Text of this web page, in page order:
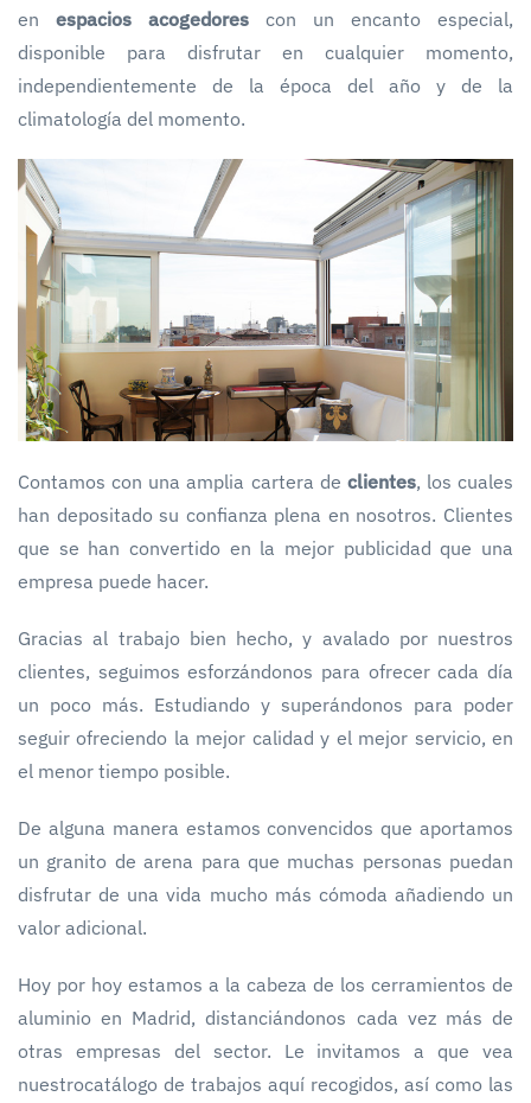
en espacios acogedores con un encanto especial,
disponible para disfrutar en cualquier momento,
independientemente de la época del año y de la
climatología del momento.
Contamos con una amplia cartera de clientes, los cuales
han depositado su confianza plena en nosotros. Clientes
que se han convertido en la mejor publicidad que una
empresa puede hacer.
Gracias al trabajo bien hecho, y avalado por nuestros
clientes, seguimos esforzándonos para ofrecer cada día
un poco más. Estudiando y superándonos para poder
seguir ofreciendo la mejor calidad y el mejor servicio, en
el menor tiempo posible.
De alguna manera estamos convencidos que aportamos
un granito de arena para que muchas personas puedan
disfrutar de una vida mucho más cómoda añadiendo un
valor adicional.
Hoy por hoy estamos a la cabeza de los cerramientos de
aluminio en Madrid, distanciándonos cada vez más de
otras empresas del sector. Le invitamos a que vea
nuestrocatálogo de trabajos aquí recogidos, así como las